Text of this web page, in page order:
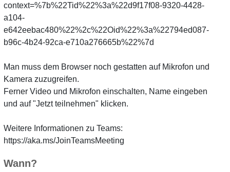
context=%7b%22Tid%22%3a%22d9f17f08-9320-4428-
a104-
e642eebac480%22%2c%22Oid%22%3a%22794ed087-
b96c-4b24-92ca-e710a276665b%22%7d
Man muss dem Browser noch gestatten auf Mikrofon und
Kamera zuzugreifen.
Ferner Video und Mikrofon einschalten, Name eingeben
und auf "Jetzt teilnehmen" klicken.
Weitere Informationen zu Teams:
https://aka.ms/JoinTeamsMeeting
Wann?